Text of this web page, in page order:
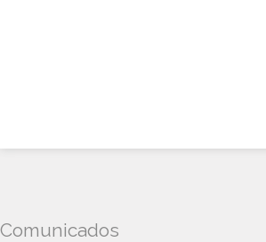
Comunicados